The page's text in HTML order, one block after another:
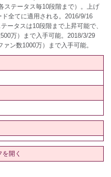
ステータス毎10段階まで）。上げ
全てに適用される。2016/9/16
ータスは10段階まで上昇可能で、
万）まで入手可能。2018/3/29
ン数1000万）まで入手可能。
を開く